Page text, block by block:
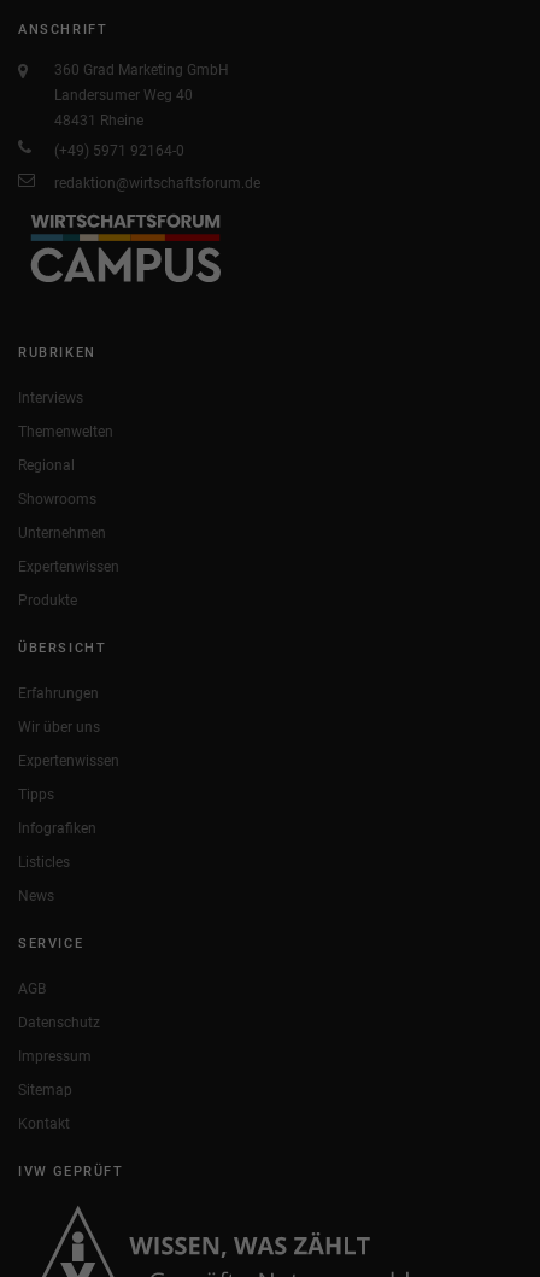
ANSCHRIFT
360 Grad Marketing GmbH
Landersumer Weg 40
48431 Rheine
(+49) 5971 92164-0
redaktion@wirtschaftsforum.de
RUBRIKEN
Interviews
Themenwelten
Regional
Showrooms
Unternehmen
Expertenwissen
Produkte
ÜBERSICHT
Erfahrungen
Wir über uns
Expertenwissen
Tipps
Infografiken
Listicles
News
SERVICE
AGB
Datenschutz
Impressum
Sitemap
Kontakt
IVW GEPRÜFT